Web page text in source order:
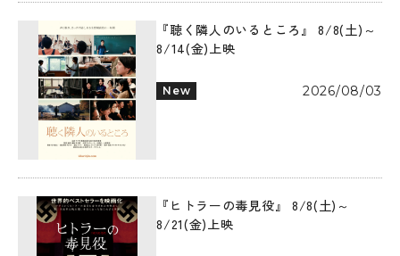
『聴く隣人のいるところ』 8/8(土)～
8/14(金)上映
New 2026/08/03
『ヒトラーの毒見役』 8/8(土)～
8/21(金)上映